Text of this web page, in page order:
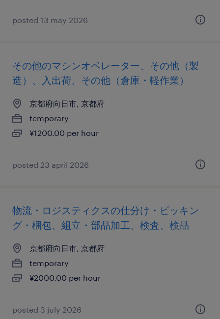
posted 13 may 2026
その他のマシンオペレーター、その他（製
造）、入出荷、その他（倉庫・軽作業）
京都府向日市, 京都府
temporary
¥1200.00 per hour
posted 23 april 2026
物流・ロジスティクスの仕分け・ピッキン
グ・梱包、組立・部品加工、検査、検品
京都府向日市, 京都府
temporary
¥2000.00 per hour
posted 3 july 2026